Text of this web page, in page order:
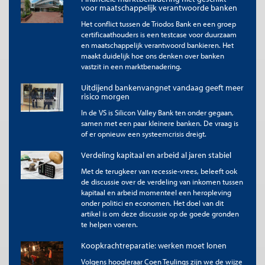
Deels vraagt dit een ombuiging van de sector zelf, die minder
oog lijkt te hebben voor innovatieve financiering.Zo blijven
Nederlandse banken flink achterbij hun Europese ‘peers’ als het
gaat om uitgaven voor Research & Development. Politiek en
toezichthouders zouden de sector wel kunnen stimuleren,
bijvoorbeeld door een van de drie, overigens hoogwaardige
AFM te verruilen voor een rapportage over kansen voor de
sector om productiviteit te verhogen in ons land.
Financiering: ambitieuze uitvoering van het
Nationaal Convenant mkb-Financiering
De kredietverlening aan ondernemers loopt de laatste jaren
terug. Vooral voor bedragen onder de 250.000 euro is
financiering lastig.Ook het aanbod voor innovatieve ‘scale-ups’
(voor bedragen boven de € 50 mln) is beperkt. Mede daardoor
stokt de doorgroei van bedrijven. Ook dat remt de
productiviteit, en daarmee de economische groei in ons land,
omdat productiviteit doorgaans oploopt naarmate bedrijven
Gelukkig worden op dit vlak stappen gezet. De belangrijkste
spelers in het mkb-financieringslandschap, waaronder de
voor maatschappelijk verantwoorde banken
Het conflict tussen de Triodos Bank en een groep
certificaathouders is een testcase voor duurzaam
en maatschappelijk verantwoord bankieren. Het
maakt duidelijk hoe ons denken over banken
vastzit in een marktbenadering.
Uitdijend bankenvangnet vandaag geeft meer
risico morgen
In de VS is Silicon Valley Bank ten onder gegaan,
samen met een paar kleinere banken. De vraag is
of er opnieuw een systeemcrisis dreigt.
Verdeling kapitaal en arbeid al jaren stabiel
Met de terugkeer van recessie-vrees, beleeft ook
de discussie over de verdeling van inkomen tussen
kapitaal en arbeid momenteel een heropleving
onder politici en economen. Het doel van dit
artikel is om deze discussie op de goede gronden
te helpen voeren.
Koopkrachtreparatie: werken moet lonen
Volgens hoogleraar Coen Teulings zijn we de wijze